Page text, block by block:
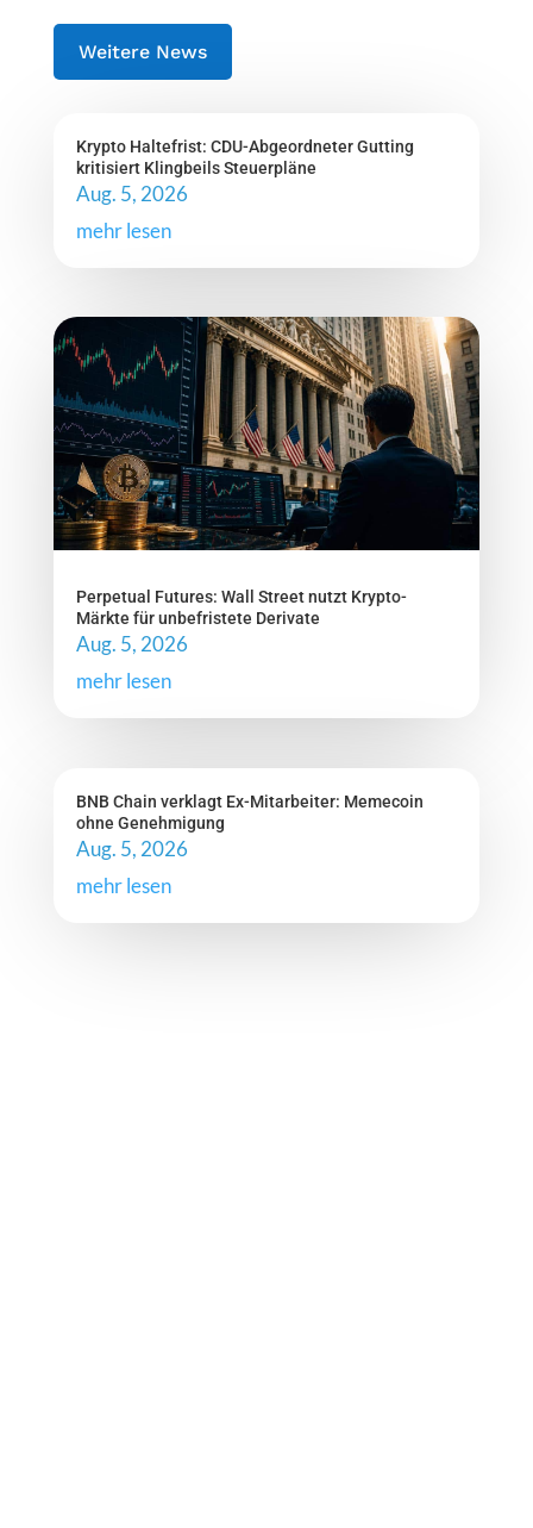
Weitere News
Krypto Haltefrist: CDU-Abgeordneter Gutting
kritisiert Klingbeils Steuerpläne
Aug. 5, 2026
mehr lesen
Perpetual Futures: Wall Street nutzt Krypto-
Märkte für unbefristete Derivate
Aug. 5, 2026
mehr lesen
BNB Chain verklagt Ex-Mitarbeiter: Memecoin
ohne Genehmigung
Aug. 5, 2026
mehr lesen